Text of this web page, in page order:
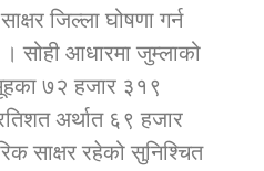
जिल्ला घोषणा गर्न
सोही आधारमा जुम्लाको
७२ हजार ३१९
अर्थात ६९ हजार
साक्षर रहेको सुनिश्चित